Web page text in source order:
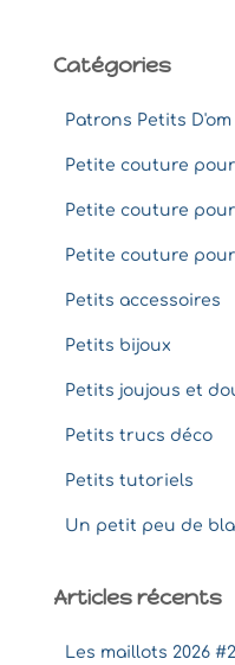
Catégories
Patrons Petits D'om
Petite couture
Petite couture
Petite couture
Petits accessoires
Petits bijoux
Petits joujous et
Petits trucs déco
Petits tutoriels
Un petit peu de
Articles récents
Les maillots 2026